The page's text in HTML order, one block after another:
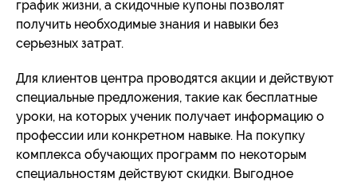
график жизни, а скидочные купоны позволят
получить необходимые знания и навыки без
серьезных затрат.
Для клиентов центра проводятся акции и действуют
специальные предложения, такие как бесплатные
уроки, на которых ученик получает информацию о
профессии или конкретном навыке. На покупку
комплекса обучающих программ по некоторым
специальностям действуют скидки. Выгодное